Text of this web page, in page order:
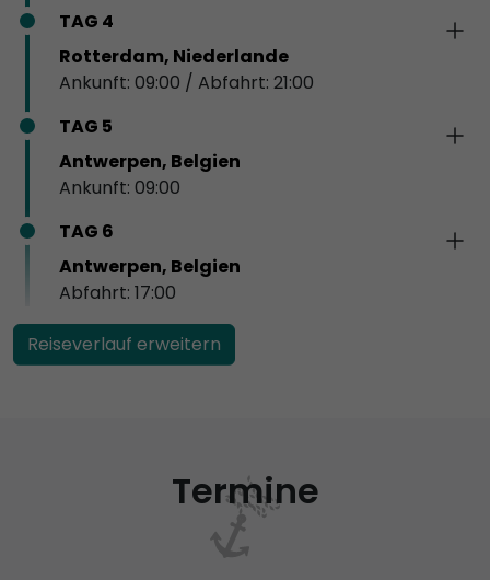
TAG 4
Rotterdam, Niederlande
Ankunft: 09:00 / Abfahrt: 21:00
TAG 5
Antwerpen, Belgien
Ankunft: 09:00
TAG 6
Antwerpen, Belgien
Abfahrt: 17:00
Reiseverlauf erweitern
Termine